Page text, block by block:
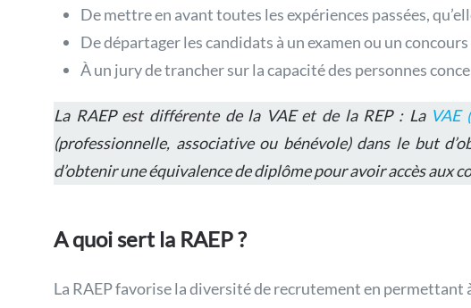
De mettre en avant toutes les expériences passées,
De départager les candidats à un examen ou un
À un jury de trancher sur la capacité des personnes
La RAEP est différente de la VAE et de la REP : La VAE
(professionnelle, associative ou bénévole) dans le but
d’obtenir une équivalence de diplôme pour avoir accès aux
A quoi sert la RAEP ?
La RAEP favorise la diversité de recrutement en permettant